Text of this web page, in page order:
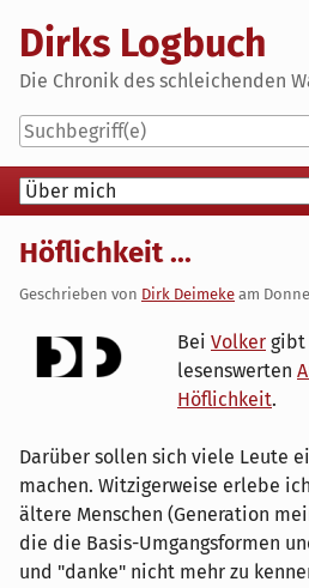
content
Dirks Logbuch
Die Chronik des schleichenden
Navigation
Höflichkeit ...
Geschrieben von Dirk Deimeke am
Bei Volker gibt
lesenswerten
Höflichkeit.
Darüber sollen sich viele Leute
machen. Witzigerweise erlebe
ältere Menschen (Generation
die die Basis-Umgangsformen
und "danke" nicht mehr zu